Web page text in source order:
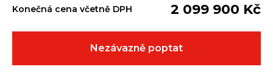
Konečná cena včetně DPH 2 099 900 Kč
Nezávazně poptat